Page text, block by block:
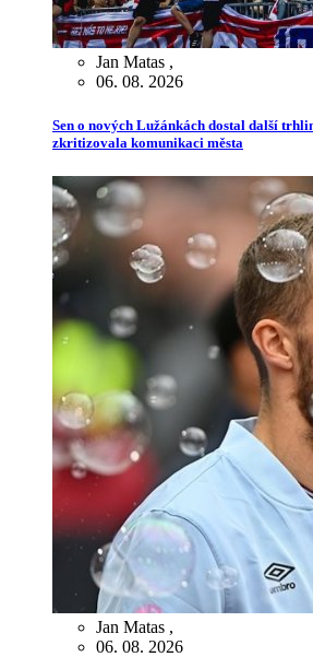
Jan Matas ,
06. 08. 2026
Sen o nových Lužánkách dostal další
zkritizovala komunikaci města
Jan Matas ,
06. 08. 2026